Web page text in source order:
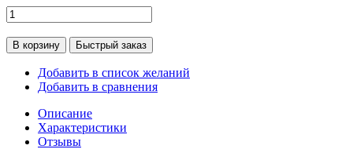
В корзину Быстрый заказ
Добавить в список желаний
Добавить в сравнения
Описание
Характеристики
Отзывы